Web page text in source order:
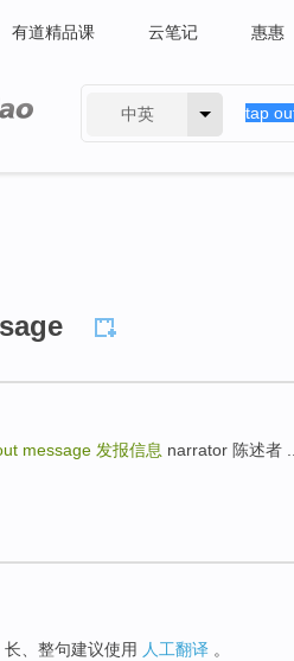
有道精品课 云笔记 惠惠
中英
message 发报信息 narrator 陈述者 ...
、整句建议使用 人工翻译 。